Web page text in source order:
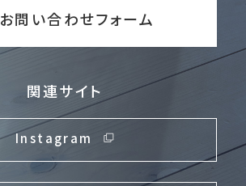
お問い合わせフォーム
関連サイト
Instagram